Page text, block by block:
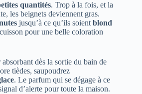
quantités. Trop à la fois, et la
les beignets deviennent gras.
jusqu’à ce qu’ils soientblond
pour une belle coloration
dès la sortie du bain de
tièdes, saupoudrez
. Le parfum qui se dégage à ce
d’alerte pour toute la maison.